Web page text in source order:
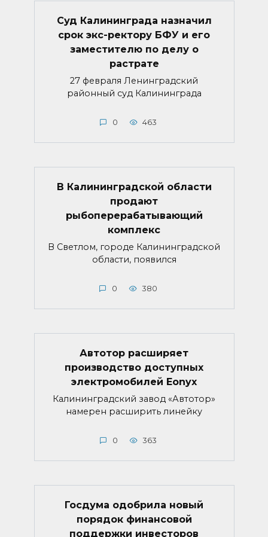
Суд Калининграда назначил
срок экс-ректору БФУ и его
заместителю по делу о
растрате
27 февраля Ленинградский
районный суд Калининграда
0 463
В Калининградской области
продают
рыбоперерабатывающий
комплекс
В Светлом, городе Калининградской
области, появился
0 380
Автотор расширяет
производство доступных
электромобилей Eonyx
Калининградский завод «Автотор»
намерен расширить линейку
0 363
Госдума одобрила новый
порядок финансовой
поддержки инвесторов